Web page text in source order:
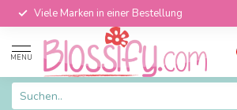
Viele Marken in einer Bestellung
MENU